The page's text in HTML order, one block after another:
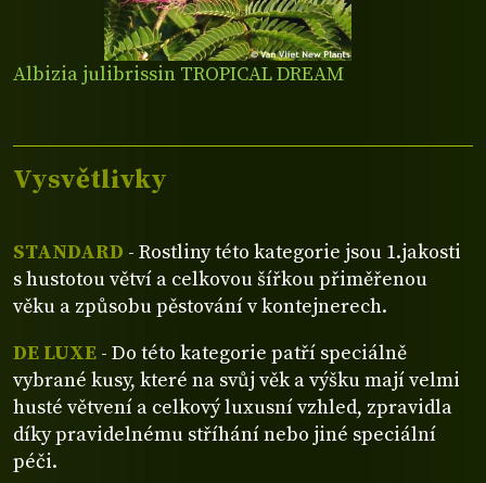
Albizia julibrissin TROPICAL DREAM
Vysvětlivky
STANDARD - Rostliny této kategorie jsou 1.jakosti
s hustotou větví a celkovou šířkou přiměřenou
věku a způsobu pěstování v kontejnerech.
DE LUXE - Do této kategorie patří speciálně
vybrané kusy, které na svůj věk a výšku mají velmi
husté větvení a celkový luxusní vzhled, zpravidla
díky pravidelnému stříhání nebo jiné speciální
péči.